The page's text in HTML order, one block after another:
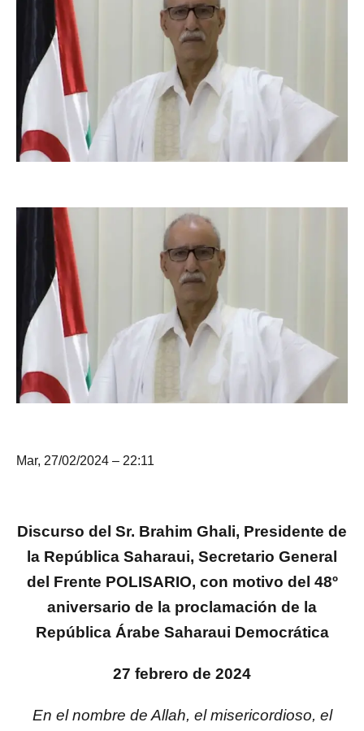
Mar, 27/02/2024 – 22:11
Discurso del Sr. Brahim Ghali, Presidente de
la República Saharaui, Secretario General
del Frente POLISARIO, con motivo del 48º
aniversario de la proclamación de la
República Árabe Saharaui Democrática
27 febrero de 2024
En el nombre de Allah, el misericordioso, el